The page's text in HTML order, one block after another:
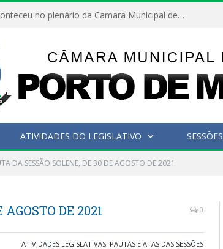
Hoje dia 05 de julho aconteceu no plenário da Camara Municipal de Porto de Moz a Sessão Solene de Abertura dos Trabalhos Legislativos 2º Período da 23ª Legislatura
ATIVIDADES DO LEGISLATIVO SESSÕES
DA SESSÃO SOLENE, DE 30 DE AGOSTO DE 2021
DE 2021 0
ATIVIDADES LEGISLATIVAS, PAUTAS E ATAS DAS SESSÕES